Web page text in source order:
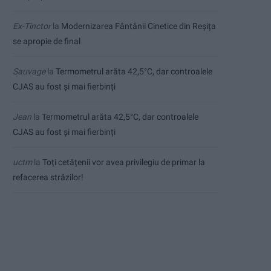
Ex-Tinctorla Modernizarea Fântânii Cinetice din Reșița
se apropie de final
Sauvagela Termometrul arăta 42,5°C, dar controalele
CJAS au fost și mai fierbinți
Jean la Termometrul arăta 42,5°C, dar controalele
CJAS au fost și mai fierbinți
uctmla Toți cetățenii vor avea privilegiu de primar la
refacerea străzilor!